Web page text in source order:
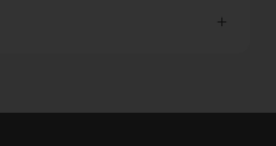
ませんので、押し間違いが
相談ください。
望の方はショッピングカー
押下願います。
除き即日～3営業日以内を